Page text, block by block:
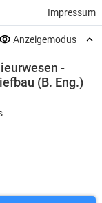
Impressum
Anzeigemodus
-
(B. Eng.)